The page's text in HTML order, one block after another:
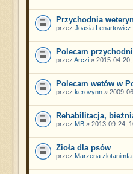
Przychodnia
przez Joasia Lenartowicz
Polecam
przez Arczi» 2015-04-20,
Polecam wetów w
przez kerovynn» 2009-
Rehabilitacja,
przez MB» 2013-09-24,
Zioła dla psów
przez Marzena.zlotanimfa